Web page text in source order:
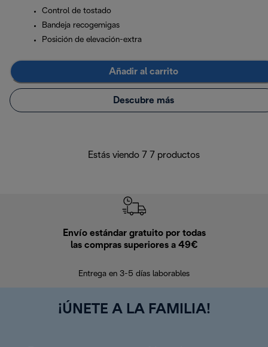
Control de tostado
Bandeja recogemigas
Posición de elevación-extra
Añadir al carrito
Descubre más
Estás viendo 7 7 productos
Envío estándar gratuito por todas
las compras superiores a 49€
Entrega en 3-5 días laborables
¡ÚNETE A LA FAMILIA!